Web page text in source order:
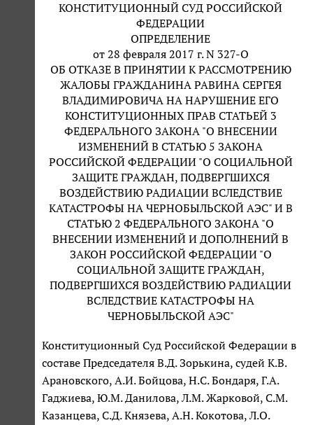
КОНСТИТУЦИОННЫЙ СУД РОССИЙСКОЙ
ФЕДЕРАЦИИ
ОПРЕДЕЛЕНИЕ
от 28 февраля 2017 г. N 327-О
ОБ ОТКАЗЕ В ПРИНЯТИИ К РАССМОТРЕНИЮ
ЖАЛОБЫ ГРАЖДАНИНА РАВИНА СЕРГЕЯ
ВЛАДИМИРОВИЧА НА НАРУШЕНИЕ ЕГО
КОНСТИТУЦИОННЫХ ПРАВ СТАТЬЕЙ 3
ФЕДЕРАЛЬНОГО ЗАКОНА "О ВНЕСЕНИИ
ИЗМЕНЕНИЙ В СТАТЬЮ 5 ЗАКОНА
РОССИЙСКОЙ ФЕДЕРАЦИИ "О СОЦИАЛЬНОЙ
ЗАЩИТЕ ГРАЖДАН, ПОДВЕРГШИХСЯ
ВОЗДЕЙСТВИЮ РАДИАЦИИ ВСЛЕДСТВИЕ
КАТАСТРОФЫ НА ЧЕРНОБЫЛЬСКОЙ АЭС" И В
СТАТЬЮ 2 ФЕДЕРАЛЬНОГО ЗАКОНА "О
ВНЕСЕНИИ ИЗМЕНЕНИЙ И ДОПОЛНЕНИЙ В
ЗАКОН РОССИЙСКОЙ ФЕДЕРАЦИИ "О
СОЦИАЛЬНОЙ ЗАЩИТЕ ГРАЖДАН,
ПОДВЕРГШИХСЯ ВОЗДЕЙСТВИЮ РАДИАЦИИ
ВСЛЕДСТВИЕ КАТАСТРОФЫ НА
ЧЕРНОБЫЛЬСКОЙ АЭС"
Конституционный Суд Российской Федерации в
составе Председателя В.Д. Зорькина, судей К.В.
Арановского, А.И. Бойцова, Н.С. Бондаря, Г.А.
Гаджиева, Ю.М. Данилова, Л.М. Жарковой, С.М.
Казанцева, С.Д. Князева, А.Н. Кокотова, Л.О.